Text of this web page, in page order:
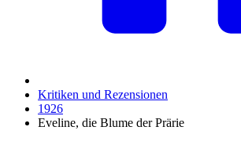
Kritiken und Rezensionen
1926
Eveline, die Blume der Prärie